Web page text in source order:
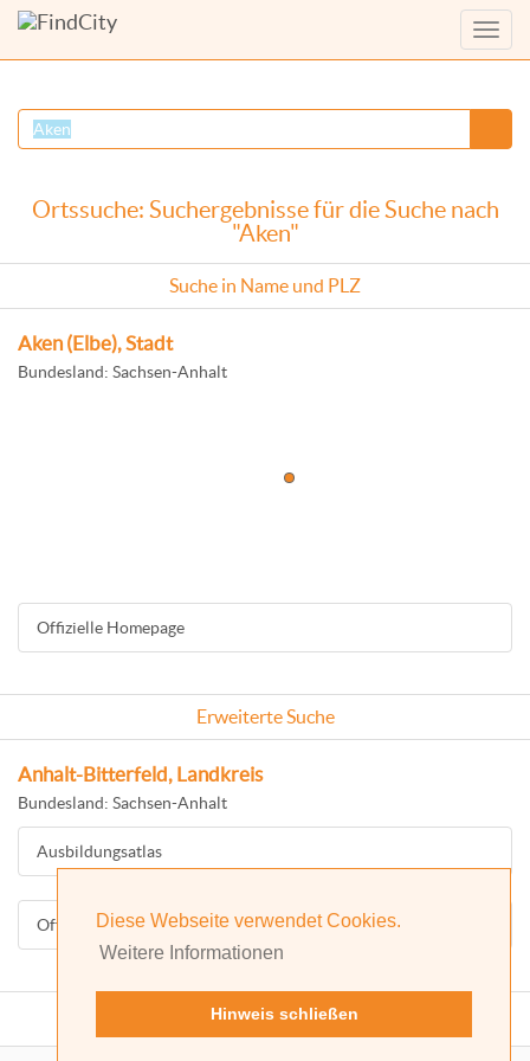
Diese Webseite verwendet Cookies.
Weitere Informationen
Hinweis schließen
Menü
Ortssuche: Suchergebnisse für die Suche nach
"Aken"
Suche in Name und PLZ
Aken (Elbe), Stadt
Bundesland: Sachsen-Anhalt
Offizielle Homepage
Erweiterte Suche
Anhalt-Bitterfeld, Landkreis
Bundesland: Sachsen-Anhalt
Ausbildungsatlas
Offizielle Homepage